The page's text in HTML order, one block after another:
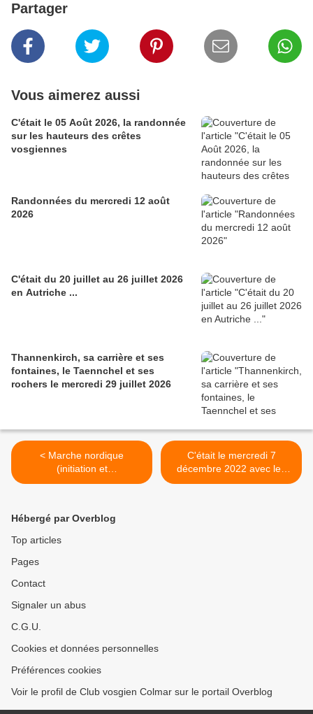
Partager
Vous aimerez aussi
C'était le 05 Août 2026, la randonnée
sur les hauteurs des crêtes
vosgiennes
Randonnées du mercredi 12 août
2026
C'était du 20 juillet au 26 juillet 2026
en Autriche ...
Thannenkirch, sa carrière et ses
fontaines, le Taennchel et ses
rochers le mercredi 29 juillet 2026
< Marche nordique
(initiation et
perfectionnement), le lundi
C'était le mercredi 7
décembre 2022 avec les
randonneurs, de Turckheim
Hébergé par Overblog
Top articles
Pages
Contact
Signaler un abus
C.G.U.
Cookies et données personnelles
Préférences cookies
Voir le profil de Club vosgien Colmar sur le portail Overblog